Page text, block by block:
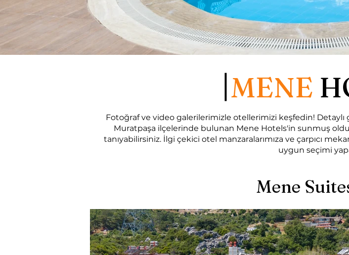
MENE
Fotoğraf ve video galerilerimizle otellerimizi keşfedin! Detaylı
Muratpaşa ilçelerinde bulunan Mene Hotels'in sunmuş
tanıyabilirsiniz. İlgi çekici otel manzaralarımıza ve çarpıcı
uygun seçimi
Mene